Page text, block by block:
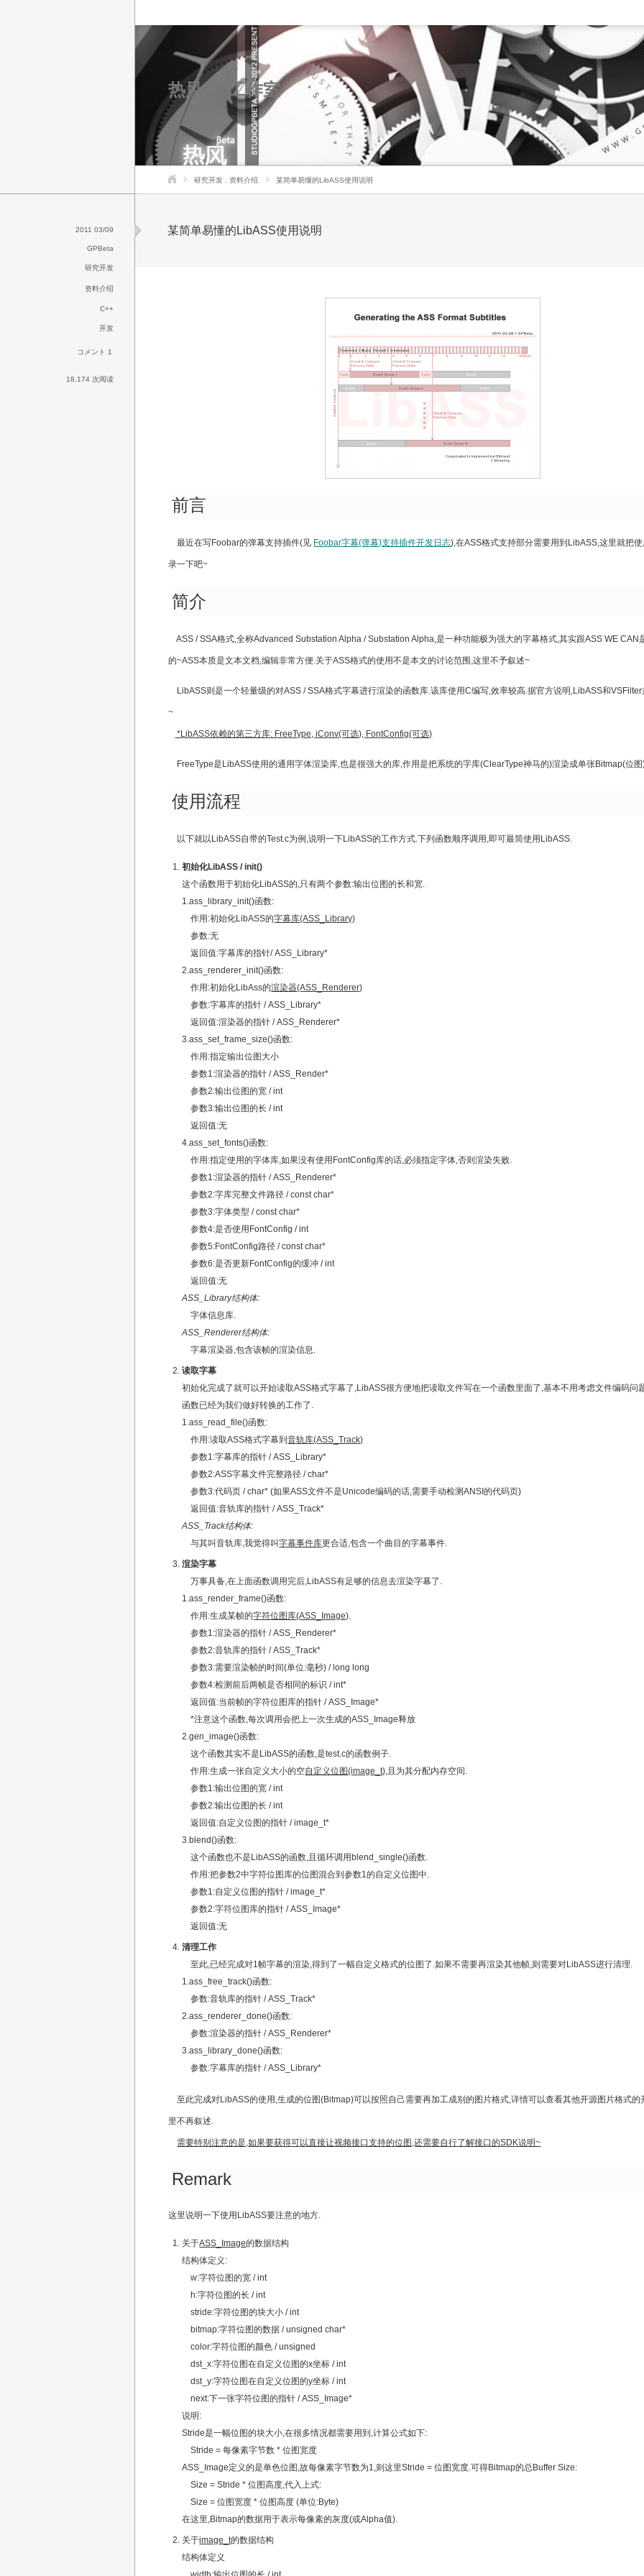
热风CG工作室
研究开发 资料介绍 某简单易懂的LibASS使用说明
某简单易懂的LibASS使用说明
前言
最近在写Foobar的弹幕支持插件(见 Foobar字幕(弹幕)支持插件开发日志),在ASS格式支持部分需要用到LibASS,这里就把
录一下吧~
简介
ASS / SSA格式,全称Advanced Substation Alpha / Substation Alpha,是一种功能极为强大的字幕格式,其实跟ASS WE CAN
的~ASS本质是文本文档,编辑非常方便.关于ASS格式的使用不是本文的讨论范围,这里不予叙述~
LibASS则是一个轻量级的对ASS / SSA格式字幕进行渲染的函数库.该库使用C编写,效率较高.据官方说明,LibASS和
~
*LibASS依赖的第三方库: FreeType, iConv(可选), FontConfig(可选)
FreeType是LibASS使用的通用字体渲染库,也是很强大的库,作用是把系统的字库(ClearType神马的)渲染成单张Bitmap(位
使用流程
以下就以LibASS自带的Test.c为例,说明一下LibASS的工作方式.下列函数顺序调用,即可最简使用LibASS.
初始化LibASS / init()
这个函数用于初始化LibASS的,只有两个参数:输出位图的长和宽.
1.ass_library_init()函数:
作用:初始化LibASS的字幕库(ASS_Library)
参数:无
返回值:字幕库的指针/ ASS_Library*
2.ass_renderer_init()函数:
作用:初始化LibAss的渲染器(ASS_Renderer)
参数:字幕库的指针 / ASS_Library*
返回值:渲染器的指针 / ASS_Renderer*
3.ass_set_frame_size()函数:
作用:指定输出位图大小
参数1:渲染器的指针 / ASS_Render*
参数2:输出位图的宽 / int
参数3:输出位图的长 / int
返回值:无
4.ass_set_fonts()函数:
作用:指定使用的字体库,如果没有使用FontConfig库的话,必须指定字体,否则渲染失败.
参数1:渲染器的指针 / ASS_Renderer*
参数2:字库完整文件路径 / const char*
参数3:字体类型 / const char*
参数4:是否使用FontConfig / int
参数5:FontConfig路径 / const char*
参数6:是否更新FontConfig的缓冲 / int
返回值:无
ASS_Library结构体:
字体信息库.
ASS_Renderer结构体:
字幕渲染器,包含该帧的渲染信息.
读取字幕
初始化完成了就可以开始读取ASS格式字幕了,LibASS很方便地把读取文件写在一个函数里面了,基本不用考虑文件编码问
函数已经为我们做好转换的工作了.
1.ass_read_file()函数:
作用:读取ASS格式字幕到音轨库(ASS_Track)
参数1:字幕库的指针 / ASS_Library*
参数2:ASS字幕文件完整路径 / char*
参数3:代码页 / char* (如果ASS文件不是Unicode编码的话,需要手动检测ANSI的代码页)
返回值:音轨库的指针 / ASS_Track*
ASS_Track结构体:
与其叫音轨库,我觉得叫字幕事件库更合适,包含一个曲目的字幕事件.
渲染字幕
万事具备,在上面函数调用完后,LibASS有足够的信息去渲染字幕了.
1.ass_render_frame()函数:
作用:生成某帧的字符位图库(ASS_Image).
参数1:渲染器的指针 / ASS_Renderer*
参数2:音轨库的指针 / ASS_Track*
参数3:需要渲染帧的时间(单位:毫秒) / long long
参数4:检测前后两帧是否相同的标识 / int*
返回值:当前帧的字符位图库的指针 / ASS_Image*
*注意这个函数,每次调用会把上一次生成的ASS_Image释放
2.gen_image()函数:
这个函数其实不是LibASS的函数,是test.c的函数例子.
作用:生成一张自定义大小的空自定义位图(image_t),且为其分配内存空间.
参数1:输出位图的宽 / int
参数2:输出位图的长 / int
返回值:自定义位图的指针 / image_t*
3.blend()函数:
这个函数也不是LibASS的函数,且循环调用blend_single()函数.
作用:把参数2中字符位图库的位图混合到参数1的自定义位图中.
参数1:自定义位图的指针 / image_t*
参数2:字符位图库的指针 / ASS_Image*
返回值:无
清理工作
至此,已经完成对1帧字幕的渲染,得到了一幅自定义格式的位图了.如果不需要再渲染其他帧,则需要对LibASS进行清理.
1.ass_free_track()函数:
参数:音轨库的指针 / ASS_Track*
2.ass_renderer_done()函数:
参数:渲染器的指针 / ASS_Renderer*
3.ass_library_done()函数:
参数:字幕库的指针 / ASS_Library*
至此完成对LibASS的使用,生成的位图(Bitmap)可以按照自己需要再加工成别的图片格式,详情可以查看其他开源图片格式的
里不再叙述.
需要特别注意的是,如果要获得可以直接让视频接口支持的位图,还需要自行了解接口的SDK说明~
Remark
这里说明一下使用LibASS要注意的地方.
关于ASS_Image的数据结构
结构体定义:
w:字符位图的宽 / int
h:字符位图的长 / int
stride:字符位图的块大小 / int
bitmap:字符位图的数据 / unsigned char*
color:字符位图的颜色 / unsigned
dst_x:字符位图在自定义位图的x坐标 / int
dst_y:字符位图在自定义位图的y坐标 / int
next:下一张字符位图的指针 / ASS_Image*
说明:
Stride是一幅位图的块大小,在很多情况都需要用到,计算公式如下:
Stride = 每像素字节数 * 位图宽度
ASS_Image定义的是单色位图,故每像素字节数为1,则这里Stride = 位图宽度.可得Bitmap的总Buffer Size:
Size = Stride * 位图高度,代入上式:
Size = 位图宽度 * 位图高度 (单位:Byte)
在这里,Bitmap的数据用于表示每像素的灰度(或Alpha值).
关于image_t的数据结构
结构体定义
2011 03/09
GPBeta
研究开发
资料介绍
C++
开发
コメント 1
18,174 次阅读